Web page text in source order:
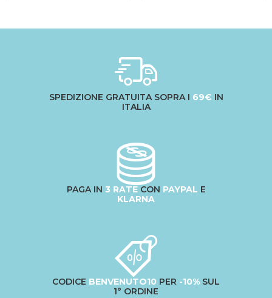
SPEDIZIONE GRATUITA SOPRA I 69€ IN
ITALIA
PAGA IN 3 RATECON PAYPAL E
KLARNA
CODICE BENVENUTO10 PER -10% SUL
1° ORDINE